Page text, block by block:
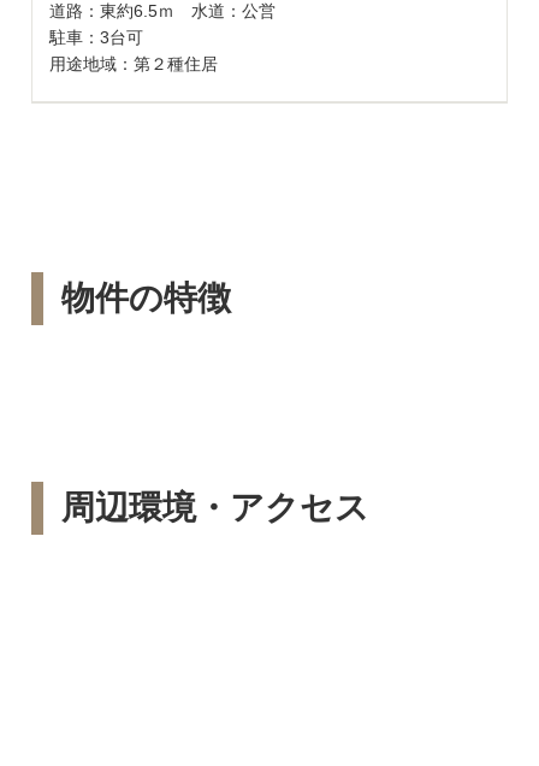
道路：東約6.5ｍ 水道：公営
駐車：3台可
用途地域：第２種住居
物件の特徴
周辺環境・アクセス